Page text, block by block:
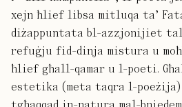
xejn ħlief libsa mitluqa ta’
diżappuntata bl-azzjonijiet
refuġju fid-dinja mistura u
ħlief għall-qamar u l-poeti.
estetika (meta taqra l-